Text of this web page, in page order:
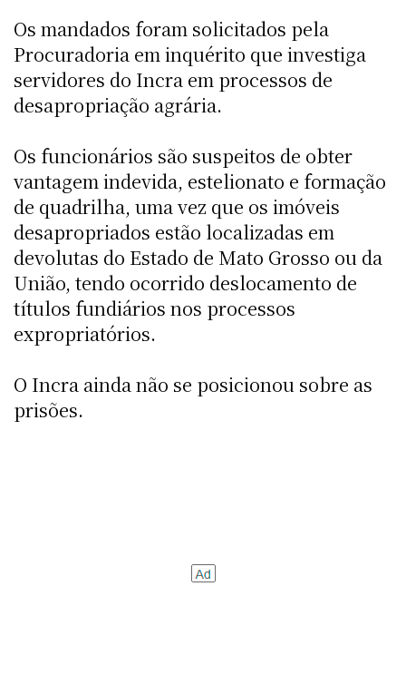
Os mandados foram solicitados pela
Procuradoria em inquérito que investiga
servidores do Incra em processos de
desapropriação agrária.
Os funcionários são suspeitos de obter
vantagem indevida, estelionato e formação
de quadrilha, uma vez que os imóveis
desapropriados estão localizadas em
devolutas do Estado de Mato Grosso ou da
União, tendo ocorrido deslocamento de
títulos fundiários nos processos
expropriatórios.
O Incra ainda não se posicionou sobre as
prisões.